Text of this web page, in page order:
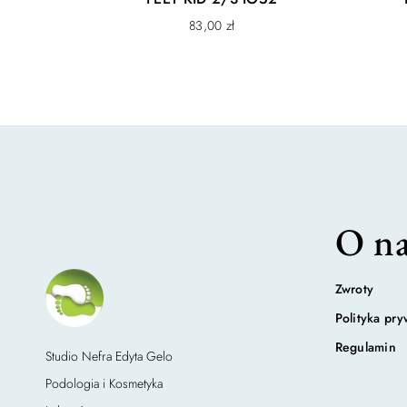
83,00 zł
Studio Nefra Edyta Gelo
Podologia i Kosmetyka
O
Zwroty
Polityka
Regulamin